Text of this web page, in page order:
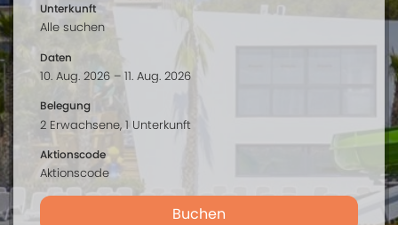
Unterkunft
Daten
Belegung
Aktionscode
Buchen